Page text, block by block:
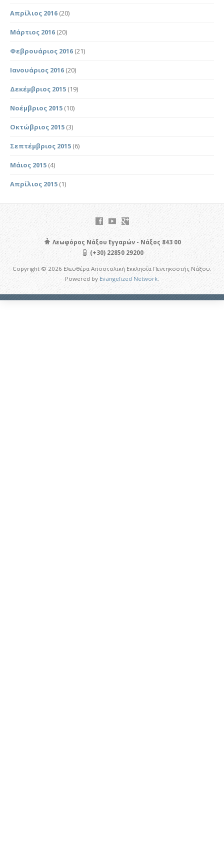
Απρίλιος 2016 (20)
Μάρτιος 2016 (20)
Φεβρουάριος 2016 (21)
Ιανουάριος 2016 (20)
Δεκέμβριος 2015 (19)
Νοέμβριος 2015 (10)
Οκτώβριος 2015 (3)
Σεπτέμβριος 2015 (6)
Μάιος 2015 (4)
Απρίλιος 2015 (1)
Λεωφόρος Νάξου Εγγαρών - Νάξος 843 00
(+30) 22850 29200
Copyright © 2026 Ελευθέρα Αποστολική Εκκλησία Πεντηκοστής Νάξου.
Powered byEvangelized Network.